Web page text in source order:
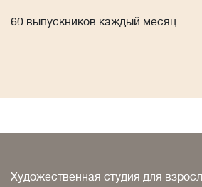
60 выпускников каждый месяц
Художественная студия для